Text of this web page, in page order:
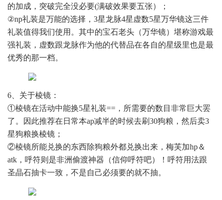
的加成，突破完全没必要(满破效果要五张）；
②np礼装是万能的选择，3星龙脉4星虚数5星万华镜这三件
礼装值得我们使用。其中的宝石老头（万华镜）堪称游戏最
强礼装，虚数跟龙脉作为他的代替品在各自的星级里也是最
优秀的那一档。
6、关于棱镜：
①棱镜在活动中能换5星礼装==，所需要的数目非常巨大罢
了。因此推荐在日常本ap减半的时候去刷30狗粮，然后卖3
星狗粮换棱镜；
②棱镜所能兑换的东西除狗粮外都兑换出来，梅芙加hp＆
atk，呼符则是非洲偷渡神器（信仰呼符吧）！呼符用法跟
圣晶石抽卡一致，不是自己必须要的就不抽。